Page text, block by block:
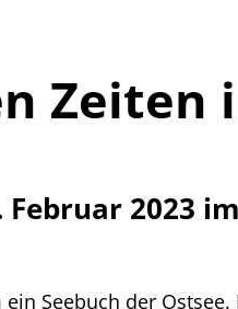
Zeiten
2023
Seebuch der